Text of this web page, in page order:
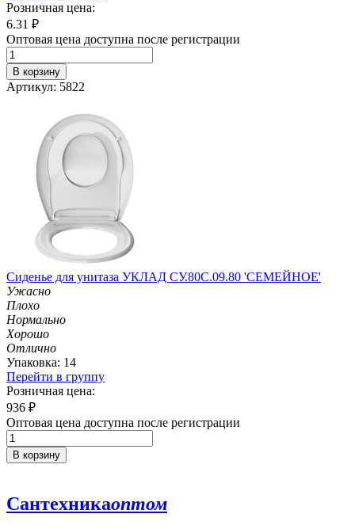
Розничная цена:
6.31 ₽
Оптовая цена доступна после регистрации
В корзину
Артикул: 5822
Сиденье для унитаза УКЛАД СУ.80С.09.80 'СЕМЕЙНОЕ'
Ужасно
Плохо
Нормально
Хорошо
Отлично
Упаковка: 14
Перейти в группу
Розничная цена:
936 ₽
Оптовая цена доступна после регистрации
В корзину
Сантехникаоптом